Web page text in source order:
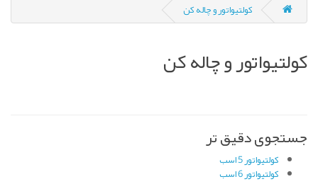
کولتیواتور و چاله کن
کولتیواتور و چاله کن
جستجوی دقیق تر
کولتیواتور 5 اسب
کولتیواتور 6 اسب